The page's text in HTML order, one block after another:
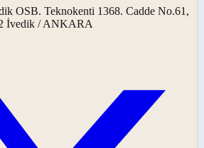
OSB. Teknokenti 1368. Cadde No.61,
İvedik / ANKARA